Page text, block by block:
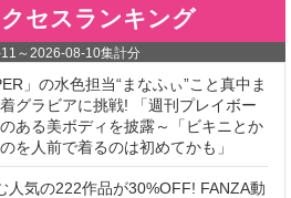
セスランキング
～ 2026-08-10集計分
」の水色担当“まなふぃ”こと真中ま
グラビアに挑戦! 「週刊プレイボー
ある美ボディを披露～「ビキニとか
を人前で着るのは初めてかも」
人気の222作品が30%OFF! FANZA動